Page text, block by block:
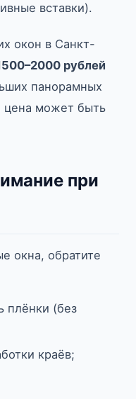
вставки).
окон в Санкт-
рублей
панорамных
цена может быть
при
окна, обратите
плёнки (без
краёв;